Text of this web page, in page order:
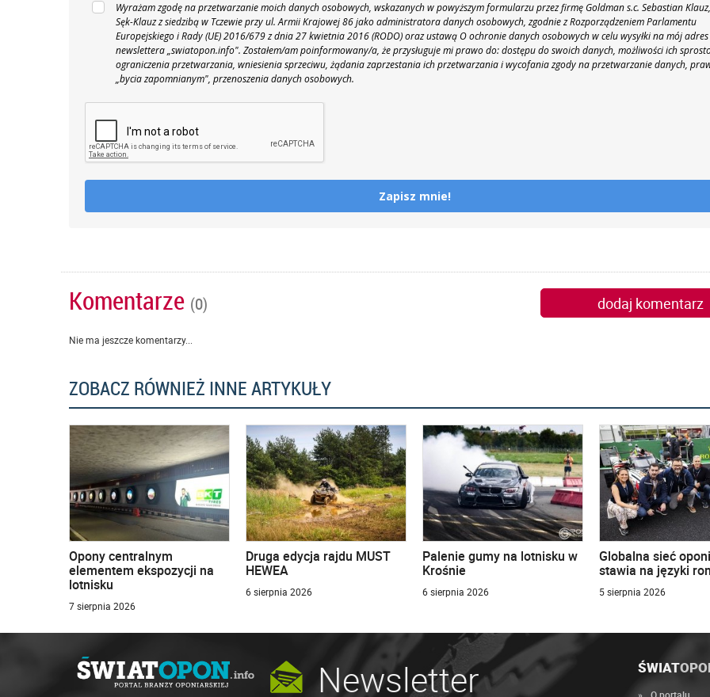
Wyrażam zgodę na przetwarzanie moich danych osobowych, wskazanych w powyższym formularzu przez firmę Goldman s.c. Sebastian
Sęk-Klauz z siedzibą w Tczewie przy ul. Armii Krajowej 86 jako administratora danych osobowych, zgodnie z Rozporządzeniem Parlamentu
Europejskiego i Rady (UE) 2016/679 z dnia 27 kwietnia 2016 (RODO) oraz ustawą O ochronie danych osobowych w celu wysyłki na mój
newslettera „swiatopon.info". Zostałem/am poinformowany/a, że przysługuje mi prawo do: dostępu do swoich danych, możliwości ich
ograniczenia przetwarzania, wniesienia sprzeciwu, żądania zaprzestania ich przetwarzania i wycofania zgody na przetwarzanie danych,
„bycia zapomnianym", przenoszenia danych osobowych.
Zapisz mnie!
Komentarze (0) dodaj komentarz
Nie ma jeszcze komentarzy...
ZOBACZ RÓWNIEŻ INNE ARTYKUŁY
Opony centralnym
elementem ekspozycji na
lotnisku
7 sierpnia 2026
Druga edycja rajdu MUST
HEWEA
6 sierpnia 2026
Palenie gumy na lotnisku w
Krośnie
6 sierpnia 2026
Globalna sieć
stawia na języki
5 sierpnia 2026
Newsletter ŚWIAT